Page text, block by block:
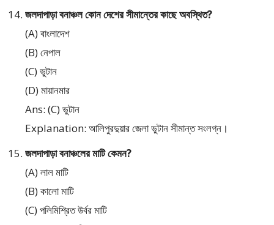
জলদাপাড়া বনাঞ্চল কোন দেশের সীমান্তের কাছে অবস্থিত?
(A) বাংলাদেশ
(B) নেপাল
(C) ভুটান
(D) মায়ানমার
Ans: (C) ভুটান
Explanation: আলিপুরদুয়ার জেলা ভুটান সীমান্ত সংলগ্ন।
জলদাপাড়া বনাঞ্চলের মাটি কেমন?
(A) লাল মাটি
(B) কালো মাটি
(C) পলিমিশ্রিত উর্বর মাটি